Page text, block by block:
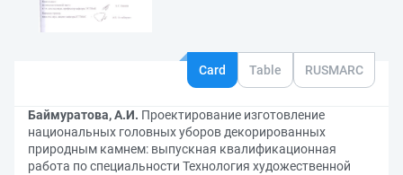
Card Table RUSMARC
Баймуратова, А.И. Проектирование изготовление
национальных головных уборов декорированных
природным камнем: выпускная квалификационная
работа по специальности Технология художественной